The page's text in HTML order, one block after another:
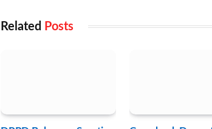
Related Posts